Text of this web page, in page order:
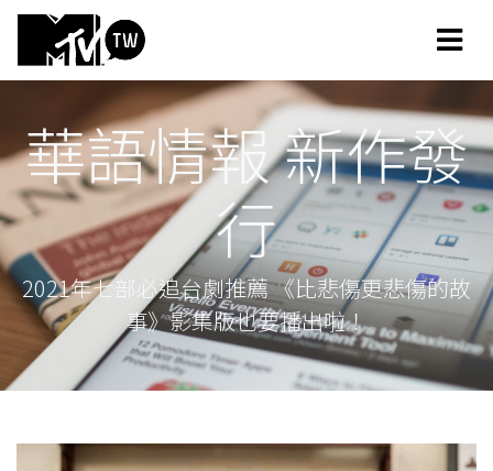
華語情報 新作發
行
2021年七部必追台劇推薦 《比悲傷更悲傷的故
事》影集版也要播出啦！